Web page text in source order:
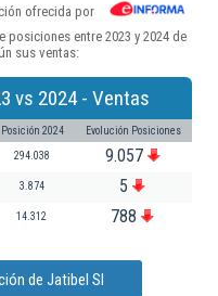
ofrecida por
entre 2023 y 2024 de
sus ventas:
vs 2024 - Ventas
Posición 2024 Evolución Posiciones
294.038 9.057
3.874 5
14.312 788
de Jatibel Sl